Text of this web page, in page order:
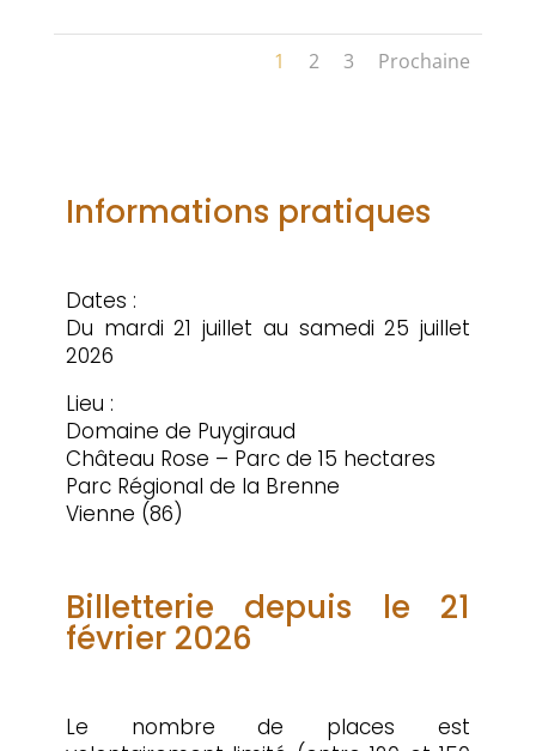
1 2 3 Prochaine
Informations pratiques
Dates :
Du mardi 21 juillet au samedi 25 juillet
2026
Lieu :
Domaine de Puygiraud
Château Rose – Parc de 15 hectares
Parc Régional de la Brenne
Vienne (86)
Billetterie depuis le 21
février 2026
Le nombre de places est